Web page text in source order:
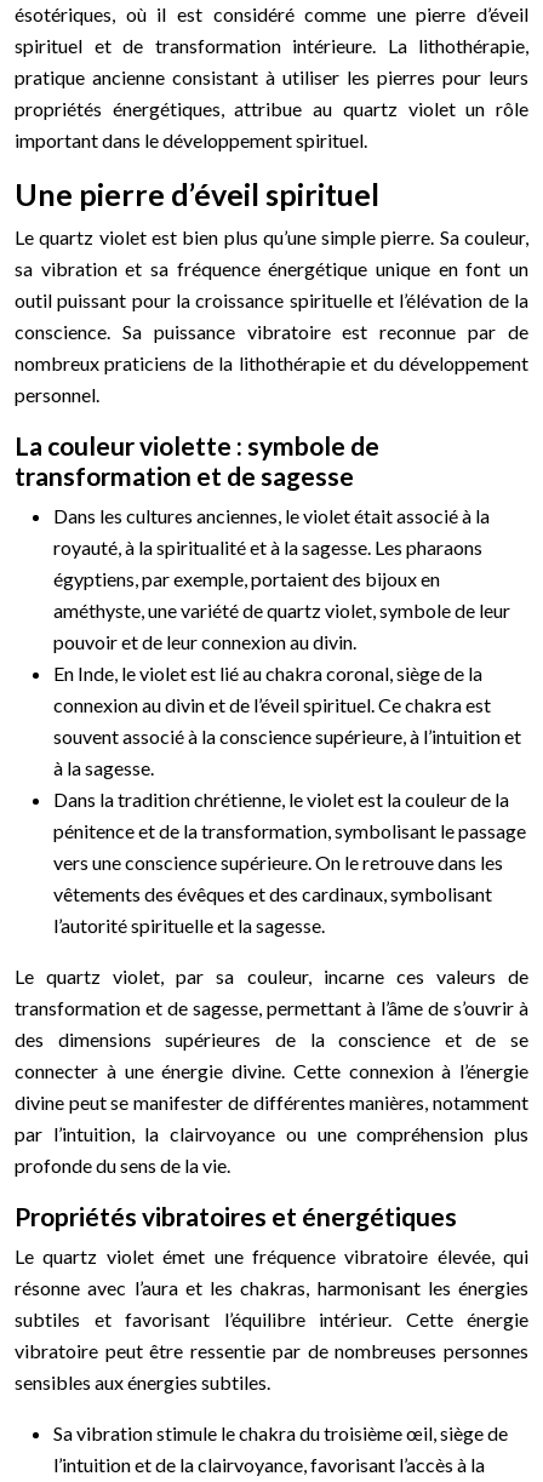
ésotériques, où il est considéré comme une pierre d’éveil
spirituel et de transformation intérieure. La lithothérapie,
pratique ancienne consistant à utiliser les pierres pour leurs
propriétés énergétiques, attribue au quartz violet un rôle
important dans le développement spirituel.
Une pierre d’éveil spirituel
Le quartz violet est bien plus qu’une simple pierre. Sa couleur,
sa vibration et sa fréquence énergétique unique en font un
outil puissant pour la croissance spirituelle et l’élévation de la
conscience. Sa puissance vibratoire est reconnue par de
nombreux praticiens de la lithothérapie et du développement
personnel.
La couleur violette : symbole de
transformation et de sagesse
Dans les cultures anciennes, le violet était associé à la
royauté, à la spiritualité et à la sagesse. Les pharaons
égyptiens, par exemple, portaient des bijoux en
améthyste, une variété de quartz violet, symbole de leur
pouvoir et de leur connexion au divin.
En Inde, le violet est lié au chakra coronal, siège de la
connexion au divin et de l’éveil spirituel. Ce chakra est
souvent associé à la conscience supérieure, à l’intuition et
à la sagesse.
Dans la tradition chrétienne, le violet est la couleur de la
pénitence et de la transformation, symbolisant le passage
vers une conscience supérieure. On le retrouve dans les
vêtements des évêques et des cardinaux, symbolisant
l’autorité spirituelle et la sagesse.
Le quartz violet, par sa couleur, incarne ces valeurs de
transformation et de sagesse, permettant à l’âme de s’ouvrir à
des dimensions supérieures de la conscience et de se
connecter à une énergie divine. Cette connexion à l’énergie
divine peut se manifester de différentes manières, notamment
par l’intuition, la clairvoyance ou une compréhension plus
profonde du sens de la vie.
Propriétés vibratoires et énergétiques
Le quartz violet émet une fréquence vibratoire élevée, qui
résonne avec l’aura et les chakras, harmonisant les énergies
subtiles et favorisant l’équilibre intérieur. Cette énergie
vibratoire peut être ressentie par de nombreuses personnes
sensibles aux énergies subtiles.
Sa vibration stimule le chakra du troisième œil, siège de
l’intuition et de la clairvoyance, favorisant l’accès à la